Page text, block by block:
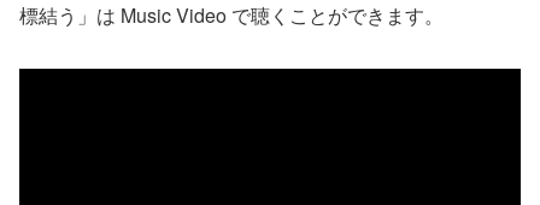
標結う」は Music Video で聴くことができます。